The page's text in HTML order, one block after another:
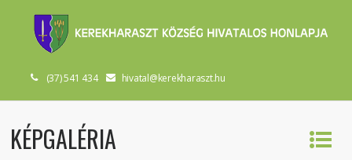
(37) 541 434 hivatal@kerekharaszt.hu
KÉPGALÉRIA